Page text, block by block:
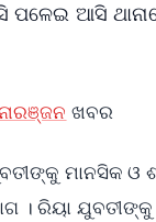
ପଳେଇ ଆସି
ଖବର
ମାନସିକ ଓ
। ରିୟା